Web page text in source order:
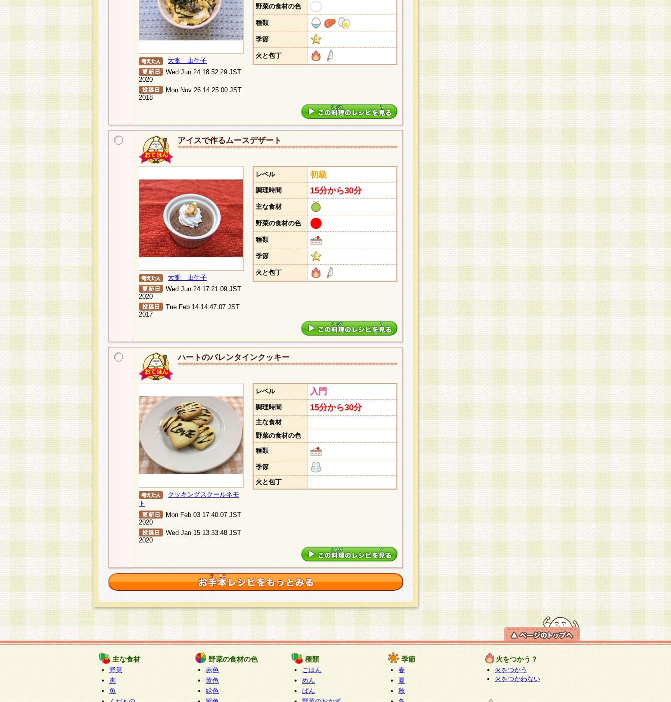
大瀬 由生子
Wed Jun 24 18:52:29 JST
2020
Mon Nov 26 14:25:00 JST
2018
野菜の食材の色
種類
季節
火と包丁
アイスで作るムースデザート
大瀬 由生子
Wed Jun 24 17:21:09 JST
2020
Tue Feb 14 14:47:07 JST
2017
レベル 初級
調理時間 15分から30分
主な食材
野菜の食材の色
種類
季節
火と包丁
ハートのバレンタインクッキー
クッキングスクールネモ
ト
Mon Feb 03 17:40:07 JST
2020
Wed Jan 15 13:33:48 JST
2020
レベル 入門
調理時間 15分から30分
主な食材
野菜の食材の色
種類
季節
火と包丁
主な食材
野菜
肉
魚
野菜の食材の色
赤色
黄色
緑色
種類
ごはん
めん
ぱん
季節
春
夏
秋
火をつかう？
火をつかう
火をつかわない